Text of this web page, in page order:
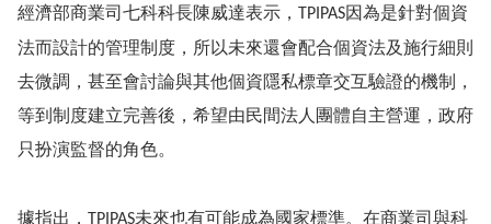
經濟部商業司七科科長陳威達表示， TPIPAS因為是針對個資
法而設計的管理制度，所以未來還會配合個資法及施行細則
去微調，甚至會討論與其他個資隱私標章交互驗證的機制，
等到制度建立完善後，希望由民間法人團體自主營運，政府
只扮演監督的角色。
據指出， TPIPAS未來也有可能成為國家標準。在商業司與科